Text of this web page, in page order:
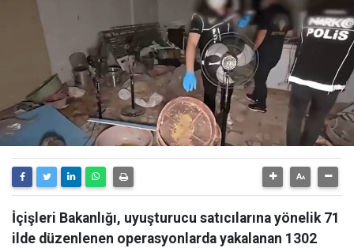
İçişleri Bakanlığı, uyuşturucu satıcılarına yönelik 71
ilde düzenlenen operasyonlarda yakalanan 1302